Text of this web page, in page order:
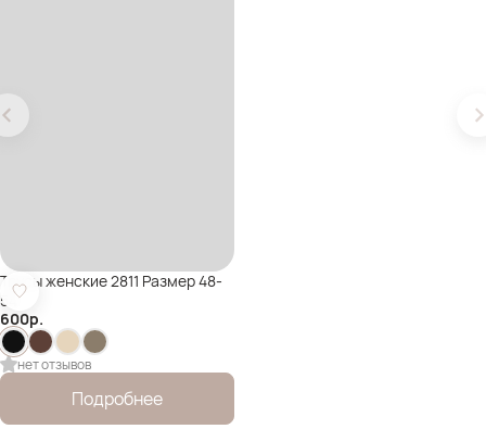
Трусы женские 2811 Размер 48-
54
600р.
нет отзывов
Подробнее